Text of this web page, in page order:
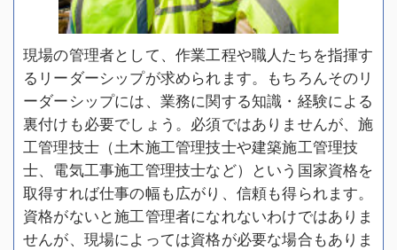
現場の管理者として、作業工程や職人たちを指揮す
るリーダーシップが求められます。もちろんそのリ
ーダーシップには、業務に関する知識・経験による
裏付けも必要でしょう。必須ではありませんが、施
工管理技士（土木施工管理技士や建築施工管理技
士、電気工事施工管理技士など）という国家資格を
取得すれば仕事の幅も広がり、信頼も得られます。
資格がないと施工管理者になれないわけではありま
せんが、現場によっては資格が必要な場合もありま